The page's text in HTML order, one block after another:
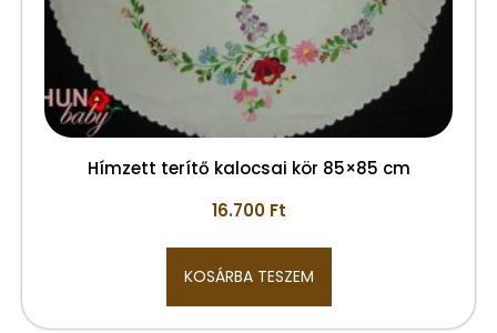
Hímzett terítő kalocsai kör 85×85 cm
16.700 Ft
KOSÁRBA TESZEM